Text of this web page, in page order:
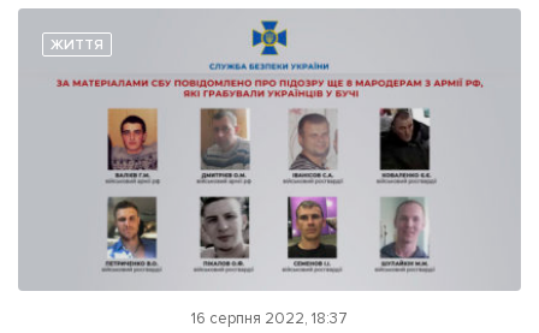
ЖИТТЯ
16 серпня 2022, 18:37